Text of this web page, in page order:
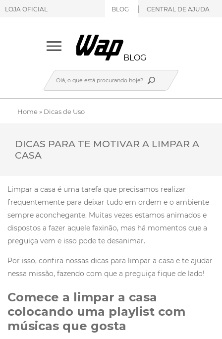
LOJA OFICIAL BLOG CENTRAL DE AJUDA
BLOG
Home» Dicas de Uso
DICAS PARA TE MOTIVAR A LIMPAR A
CASA
Limpar a casa é uma tarefa que precisamos realizar
frequentemente para deixar tudo em ordem e o ambiente
sempre aconchegante. Muitas vezes estamos animados e
dispostos a fazer aquele faxinão, mas há momentos que a
preguiça vem e isso pode te desanimar.
Por isso, confira nossas dicas para limpar a casa e te ajudar
nessa missão, fazendo com que a preguiça fique de lado!
Comece a limpar a casa
colocando uma playlist com
músicas que gosta